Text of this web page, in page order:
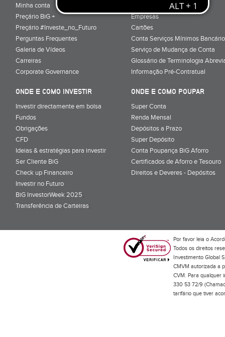
Minha conta
Preçário BiG +
Preçário #Investe_no_Futuro
Perguntas Frequentes
Galeria de Vídeos
Carreiras
Corporate Governance
Júnior (sub-18)
Empresas
Cartões
Conta Serviços Mínimos
Serviço de Mudança de Conta
Glossário de Terminologia
Informação Pré-Contratual
ONDE E COMO INVESTIR
Investir directamente em bolsa
Fundos
Obrigações
CFD
Ideias & estratégias para investir
Ser Cliente BiG
Check up Financeiro
Investir no Futuro
BiG InvestorWeek 2025;
Transferência de Carteiras;
ONDE E COMO POUPAR
Super Conta
Renda Mensal
Depósitos a Prazo
Super Depósito
Conta Poupança BiG Aforro
Certificados de Aforro e Tesouro
Direitos e Deveres - Depósitos
Por favor leia o
Todos os direitos
Investimento Global
CMVM autorizada a
CVM. Para qualquer
330 53 72/9
tarifário que tiver